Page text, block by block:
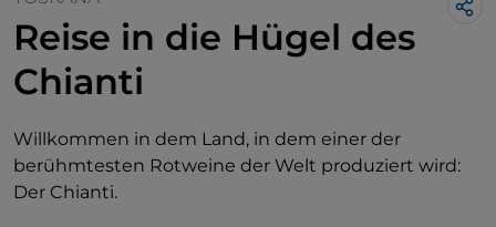
Reise in die Hügel des
Chianti
Willkommen in dem Land, in dem einer der
berühmtesten Rotweine der Welt produziert wird:
Der Chianti.